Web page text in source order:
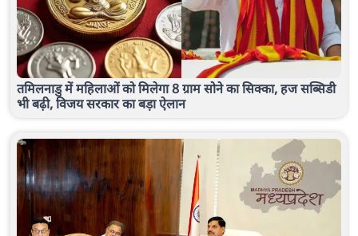
तमिलनाडु में महिलाओं को मिलेगा 8 ग्राम सोने का सिक्का, हज सब्सिडी
भी बढ़ी, विजय सरकार का बड़ा ऐलान